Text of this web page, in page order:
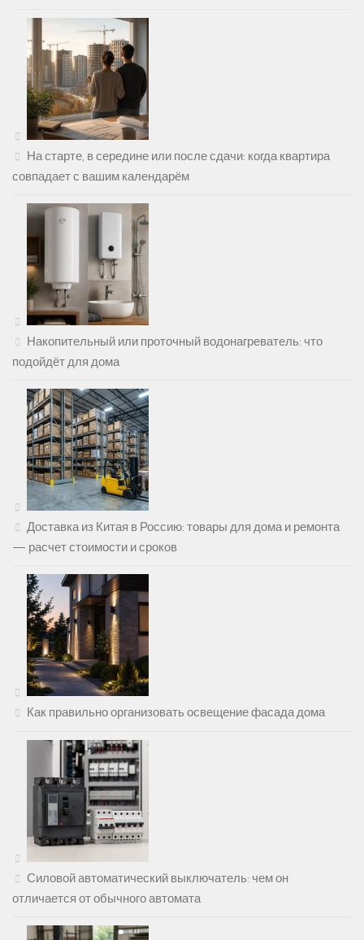
На старте, в середине или после сдачи: когда квартира
совпадает с вашим календарём
Накопительный или проточный водонагреватель: что
подойдёт для дома
Доставка из Китая в Россию: товары для дома и ремонта
— расчет стоимости и сроков
Как правильно организовать освещение фасада дома
Силовой автоматический выключатель: чем он
отличается от обычного автомата